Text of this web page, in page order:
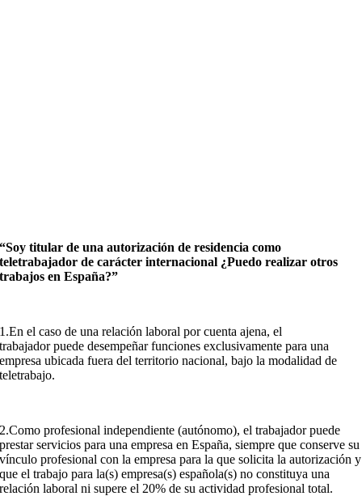
“Soy titular de una autorización de residencia como
teletrabajador de carácter internacional ¿Puedo realizar otros
trabajos en España?”
1.En el caso de una relación laboral por cuenta ajena, el
trabajador puede desempeñar funciones exclusivamente para una
empresa ubicada fuera del territorio nacional, bajo la modalidad de
teletrabajo.
2.Como profesional independiente (autónomo), el trabajador puede
prestar servicios para una empresa en España, siempre que conserve su
vínculo profesional con la empresa para la que solicita la autorización y
que el trabajo para la(s) empresa(s) española(s) no constituya una
relación laboral ni supere el 20% de su actividad profesional total.